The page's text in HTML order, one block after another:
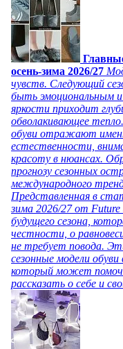
осень-зима 2026/27
чувств. Следующий
быть эмоциональным
яркости приходит
обволакивающее
обуви отражают
естественности,
красоту в нюансах.
прогнозу сезонных
международного
Представленная в
зима 2026/27 от Future
будущего сезона,
честности, о
не требует повода.
сезонные модели
который может
рассказать о себе и